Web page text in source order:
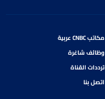
مكاتب CNBC عربية
وظائف شاغرة
ترددات القناة
اتصل بنا